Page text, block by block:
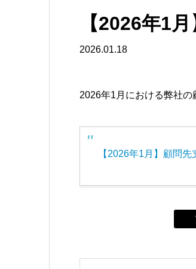
【2026年1
2026.01.18
2026年1月における弊社の
【2026年1月】顧問先